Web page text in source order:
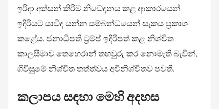
ඉරිදා අත්සන් කිරීම නිවේදනය කළ ආකාරයෙන්
ඉදිරියට යාවිද යන්න සම්බන්ධයෙන් සැකය ප්‍රකාශ
කළේය. ජනාධිපති ට්‍රම්ප් ඉදිරිපත් කළ නිශ්චිත
කාලසීමාව තෙහෙරාන් තහවුරු කර නොමැති බැවින්,
ගිවිසුමේ නිශ්චිත තත්ත්වය අවිනිශ්චිතව පවතී.
කලාපය සඳහා මෙහි අදහස